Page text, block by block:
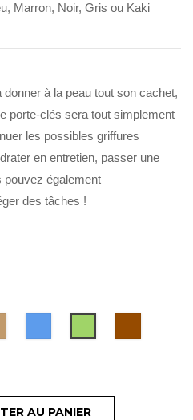
Marron, Noir, Gris ou Kaki
à la peau tout son cachet,
porte-clés sera tout simplement
les possibles griffures
en entretien, passer une
pouvez également
des tâches !
AU PANIER